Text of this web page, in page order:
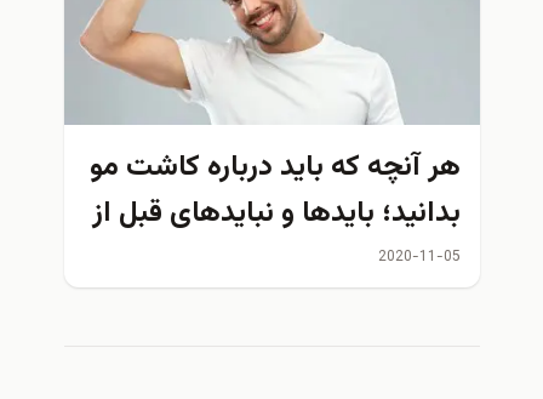
آنچه که باید درباره کاشت مو
بایدها و نبایدهای قبل از